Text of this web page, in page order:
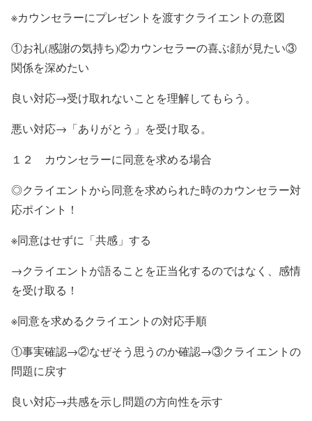
※カウンセラーにプレゼントを渡すクライエントの意図
①お礼(感謝の気持ち)②カウンセラーの喜ぶ顔が見たい③
関係を深めたい
良い対応→受け取れないことを理解してもらう。
悪い対応→「ありがとう」を受け取る。
１２ カウンセラーに同意を求める場合
◎クライエントから同意を求められた時のカウンセラー対
応ポイント！
※同意はせずに「共感」する
→クライエントが語ることを正当化するのではなく、感情
を受け取る！
※同意を求めるクライエントの対応手順
①事実確認→②なぜそう思うのか確認→③クライエントの
問題に戻す
良い対応→共感を示し問題の方向性を示す